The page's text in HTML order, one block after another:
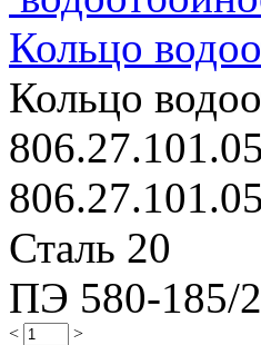
Кольцо
Кольцо
806.27.101.05
Сталь 20
ПЭ 580-185/
< >